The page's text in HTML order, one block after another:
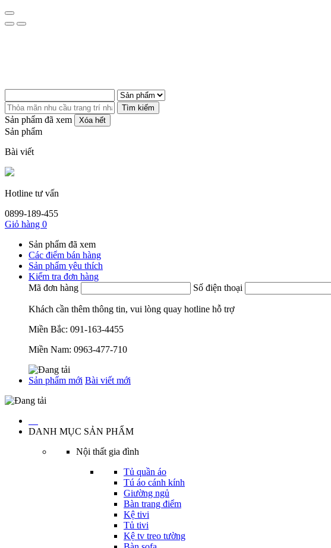
Tìm kiếm
Sản phẩm đã xem Xóa hết
Sản phẩm
Bài viết
Hotline tư vấn
0899-189-455
Giỏ hàng 0
Sản phẩm đã xem
Các điểm bán hàng
Sản phẩm yêu thích
Kiểm tra đơn hàng
Mã đơn hàng
Số điện thoại
Khách cần thêm thông tin, vui lòng quay hotline hỗ trợ
Miền Bắc: 091-163-4455
Miền Nam: 0963-477-710
Sản phẩm mới Bài viết mới
DANH MỤC SẢN PHẨM
Nội thất gia đình
Tủ quần áo
Tú áo cánh kính
Giường ngủ
Bàn trang điểm
Kệ tivi
Tủ tivi
Kệ tv treo tường